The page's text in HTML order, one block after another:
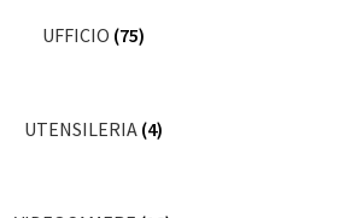
UFFICIO (75)
UTENSILERIA (4)